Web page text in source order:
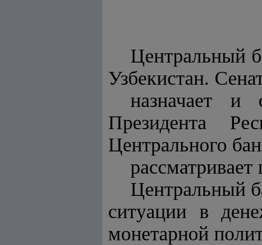
Центральный
Узбекистан.
назначает и
Президента
Центрального
рассматривает
Центральный
ситуации в
монетарной